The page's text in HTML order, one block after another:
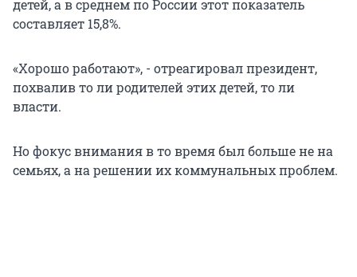
детей, а в среднем по России этот показатель
составляет 15,8%.
«Хорошо работают», - отреагировал президент,
похвалив то ли родителей этих детей, то ли
власти.
Но фокус внимания в то время был больше не на
семьях, а на решении их коммунальных проблем.